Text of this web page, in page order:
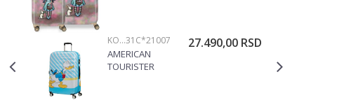
KOFERI31C*21007
AMERICAN
TOURISTER
27.490,00 RSD